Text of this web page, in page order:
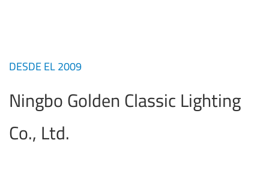
DESDE EL 2009
Ningbo Golden Classic Lighting
Co., Ltd.